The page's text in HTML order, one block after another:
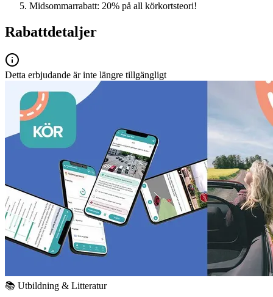
Midsommarrabatt: 20% på all körkortsteori!
Rabattdetaljer
Detta erbjudande är inte längre tillgängligt
📚 Utbildning & Litteratur